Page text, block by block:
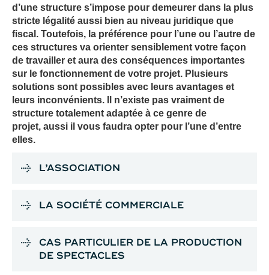
d’une structure s’impose pour demeurer dans la plus
stricte légalité aussi bien au niveau juridique que
fiscal. Toutefois, la préférence pour l’une ou l’autre de
ces structures va orienter sensiblement votre façon
de travailler et aura des conséquences importantes
sur le fonctionnement de votre projet. Plusieurs
solutions sont possibles avec leurs avantages et
leurs inconvénients. Il n’existe pas vraiment de
structure totalement adaptée à ce genre de
projet, aussi il vous faudra opter pour l’une d’entre
elles.
L’ASSOCIATION
LA SOCIÉTÉ COMMERCIALE
CAS PARTICULIER DE LA PRODUCTION
DE SPECTACLES